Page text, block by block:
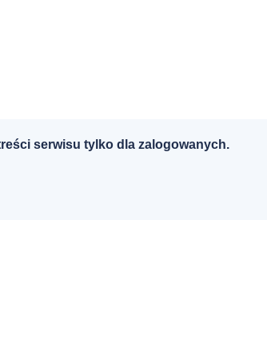
serwisu tylko dla zalogowanych.